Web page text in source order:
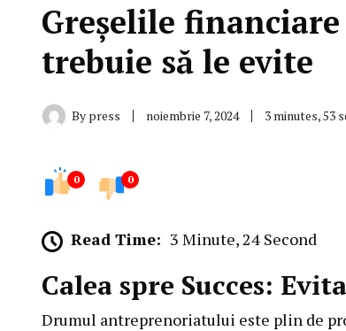
Greșelile
trebuie să le evite
By press noiembrie 7, 2024 3 minutes, 53
0 0
Read Time: 3 Minute, 24 Second
Calea spre Succes:
Drumul antreprenoriatului este plin de